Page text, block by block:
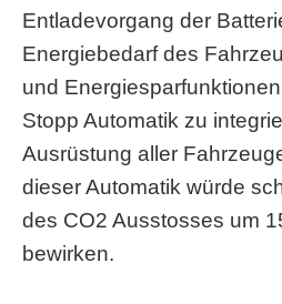
Entladevorgang der
Energiebedarf des
und
Stopp Automatik zu
Ausrüstung aller
dieser Automatik würde
des CO2 Ausstosses um
bewirken.